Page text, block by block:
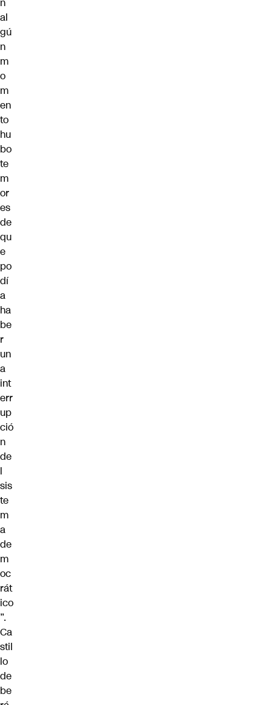
al
gú
n
m
o
m
en
to
hu
bo
te
m
or
es
de
qu
e
po
dí
a
ha
be
r
un
a
int
err
up
ció
n
de
l
sis
te
m
a
de
m
oc
rát
ico
”.
Ca
stil
lo
de
be